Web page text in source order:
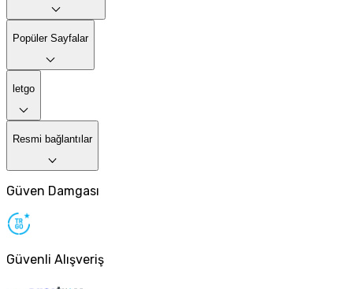
Popüler Sayfalar
letgo
Resmi bağlantılar
Güven Damgası
Güvenli Alışveriş